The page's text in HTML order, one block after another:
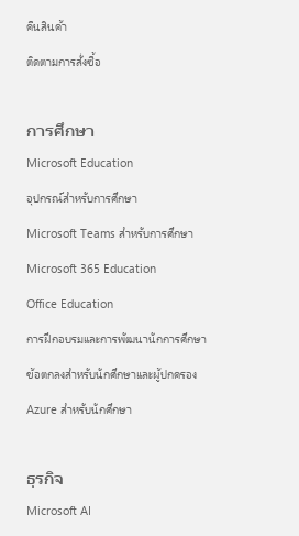
คืนสินค้า
ติดตามการสั่งซื้อ
การศึกษา
Microsoft Education
อุปกรณ์สำหรับการศึกษา
Microsoft Teams สำหรับการศึกษา
Microsoft 365 Education
Office Education
การฝึกอบรมและการพัฒนานักการศึกษา
ข้อตกลงสำหรับนักศึกษาและผู้ปกครอง
Azure สำหรับนักศึกษา
ธุรกิจ
Microsoft AI